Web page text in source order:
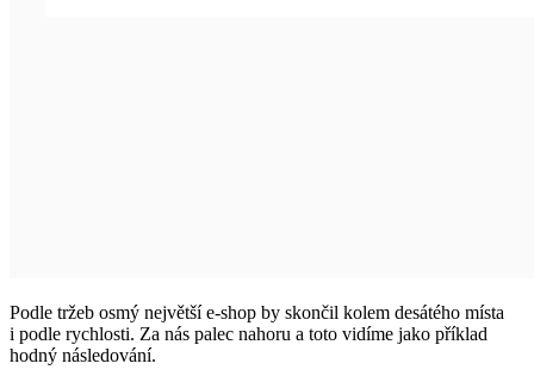
Podle tržeb osmý největší e-shop by skončil kolem desátého místa
i podle rychlosti. Za nás palec nahoru a toto vidíme jako příklad
hodný následování.